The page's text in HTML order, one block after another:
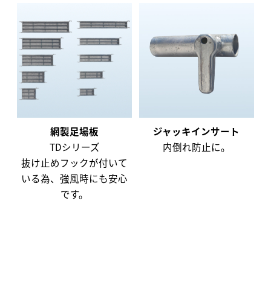
網製足場板
TDシリーズ
抜け止めフックが付いて
いる為、強風時にも安心
です。
ジャッキインサート
内倒れ防止に。